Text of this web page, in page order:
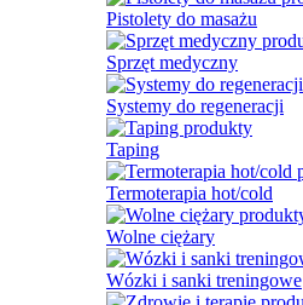
Pistolety do masażu
Sprzęt medyczny
Systemy do regeneracji
Taping
Termoterapia hot/cold
Wolne ciężary
Wózki i sanki treningowe